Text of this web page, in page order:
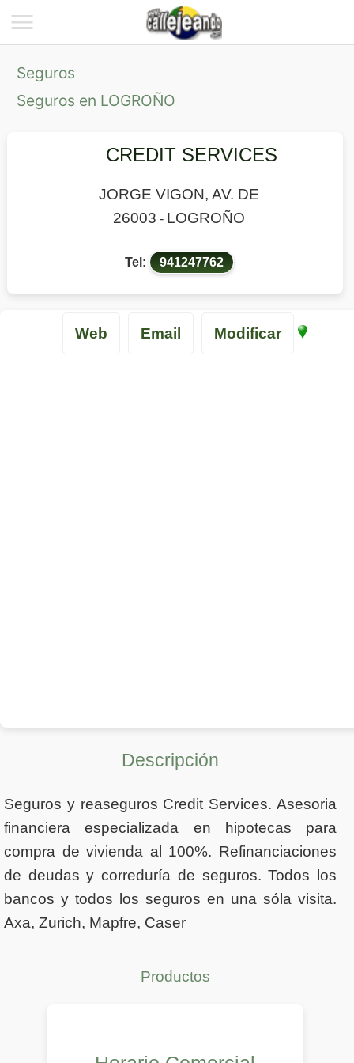
Seguros
Seguros en LOGROÑO
CREDIT SERVICES
JORGE VIGON, AV. DE
26003 - LOGROÑO
Tel: 941247762
Web Email Modificar
Descripción
Seguros y reaseguros Credit Services. Asesoria
financiera especializada en hipotecas para
compra de vivienda al 100%. Refinanciaciones
de deudas y correduría de seguros. Todos los
bancos y todos los seguros en una sóla visita.
Axa, Zurich, Mapfre, Caser
Productos